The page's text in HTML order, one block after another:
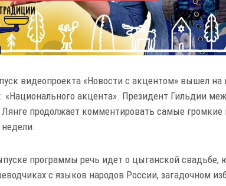
видеопроекта «Новости с акцентом» вышел на
акцента». Президент Гильдии
Лянге продолжает комментировать самые
программы речь идет о цыганской свадьбе,
с языков народов России, загадочном